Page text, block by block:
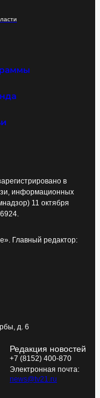
в
информационных
11 октября
Главный редактор:
д. 6
Редакция новостей
+7 (8152) 400-870
Электронная почта:
news@tv21.ru